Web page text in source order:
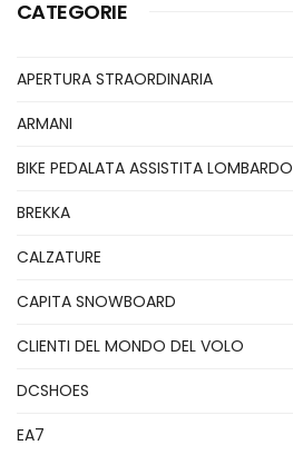
CATEGORIE
APERTURA STRAORDINARIA
ARMANI
BIKE PEDALATA ASSISTITA LOMBARDO
BREKKA
CALZATURE
CAPITA SNOWBOARD
CLIENTI DEL MONDO DEL VOLO
DCSHOES
EA7